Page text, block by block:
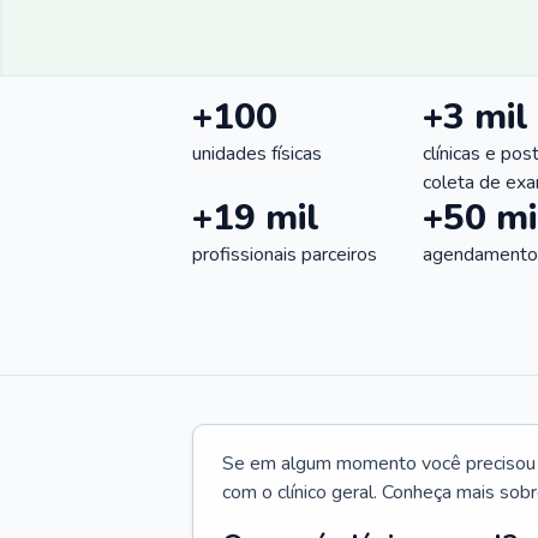
+100
unidades físicas
+3 mil
clínicas e
coleta de
+19 mil
profissionais parceiros
+50
Se em algum momento você
com o clínico geral. Conheça mais